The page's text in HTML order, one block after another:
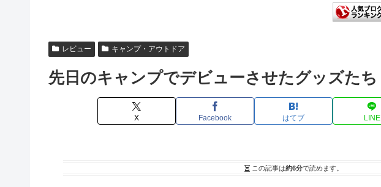
レビュー キャンプ・アウトドア
先日のキャンプでデビューさせたグッズたち
X Facebook はてブ LINE
この記事は約6分で読めます。